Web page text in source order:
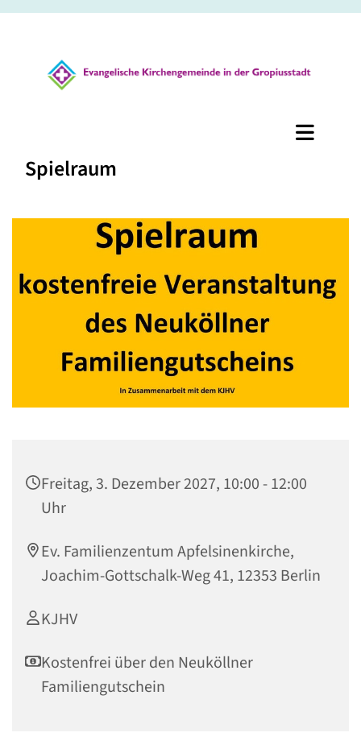
Spielraum
Freitag, 3. Dezember 2027, 10:00 - 12:00
Uhr
Ev. Familienzentum Apfelsinenkirche,
Joachim-Gottschalk-Weg 41, 12353 Berlin
KJHV
Kostenfrei über den Neuköllner
Familiengutschein